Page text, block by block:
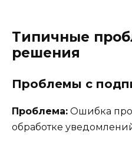
Типичные
решения
Проблемы с
Проблема: Ошибка
обработке